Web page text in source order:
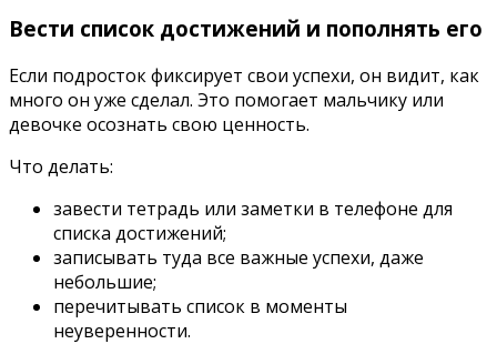
Вести список достижений и пополнять его
Если подросток фиксирует свои успехи, он видит, как
много он уже сделал. Это помогает мальчику или
девочке осознать свою ценность.
Что делать:
завести тетрадь или заметки в телефоне для
списка достижений;
записывать туда все важные успехи, даже
небольшие;
перечитывать список в моменты
неуверенности.